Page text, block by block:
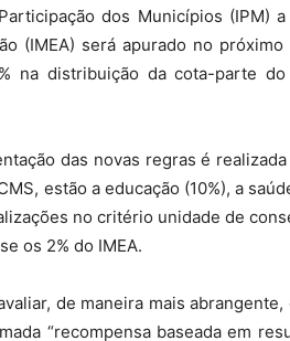
dos Municípios (IPM)
(IMEA) será apurado no próximo
na distribuição da cota-parte do
das novas regras é
estão a educação (10%), a
no critério unidade de
os 2% do IMEA.
de maneira mais abrangente,
“recompensa baseada em